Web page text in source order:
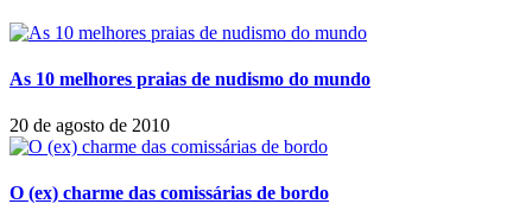
As 10 melhores praias de nudismo do mundo
20 de agosto de 2010
O (ex) charme das comissárias de bordo